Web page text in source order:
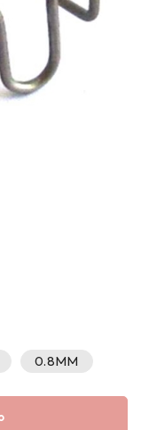
0.8MM